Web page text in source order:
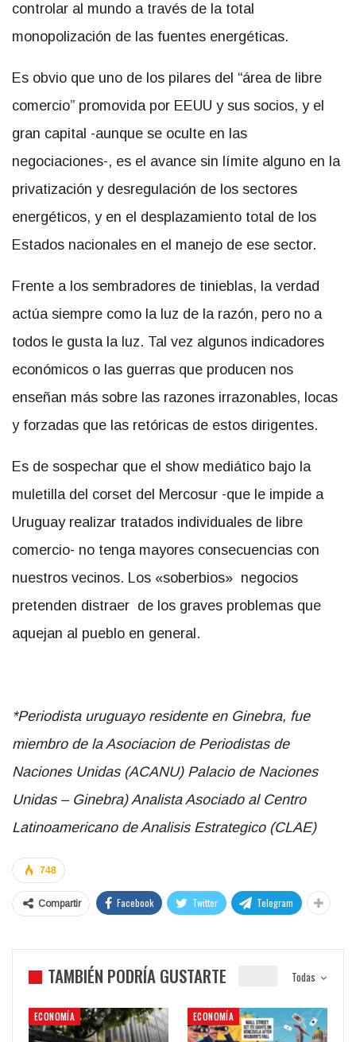
controlar al mundo a través de la total
monopolización de las fuentes energéticas.
Es obvio que uno de los pilares del “área de libre
comercio” promovida por EEUU y sus socios, y el
gran capital -aunque se oculte en las
negociaciones-, es el avance sin límite alguno en la
privatización y desregulación de los sectores
energéticos, y en el desplazamiento total de los
Estados nacionales en el manejo de ese sector.
Frente a los sembradores de tinieblas, la verdad
actúa siempre como la luz de la razón, pero no a
todos le gusta la luz. Tal vez algunos indicadores
económicos o las guerras que producen nos
enseñan más sobre las razones irrazonables, locas
y forzadas que las retóricas de estos dirigentes.
Es de sospechar que el show mediático bajo la
muletilla del corset del Mercosur -que le impide a
Uruguay realizar tratados individuales de libre
comercio- no tenga mayores consecuencias con
nuestros vecinos. Los «soberbios» negocios
pretenden distraer de los graves problemas que
aquejan al pueblo en general.
*Periodista uruguayo residente en Ginebra, fue
miembro de la Asociacion de Periodistas de
Naciones Unidas (ACANU) Palacio de Naciones
Unidas – Ginebra) Analista Asociado al Centro
Latinoamericano de Analisis Estrategico (CLAE)
748
Compartir Facebook Twitter Telegram
Todas
TAMBIÉN PODRÍA GUSTARTE
ECONOMÍA ECONOMÍA